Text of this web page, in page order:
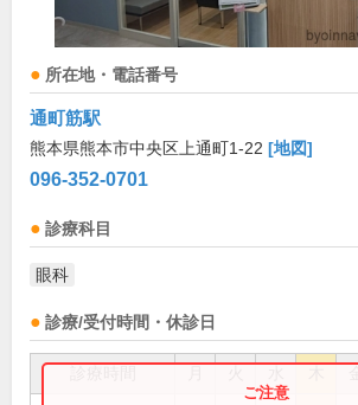
所在地・電話番号
通町筋駅
熊本県熊本市中央区上通町1-22 [地図]
096-352-0701
診療科目
眼科
診療/受付時間・休診日